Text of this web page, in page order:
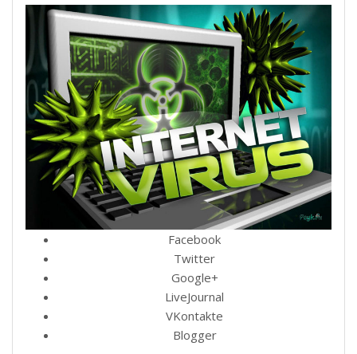
Facebook
Twitter
Google+
LiveJournal
VKontakte
Blogger